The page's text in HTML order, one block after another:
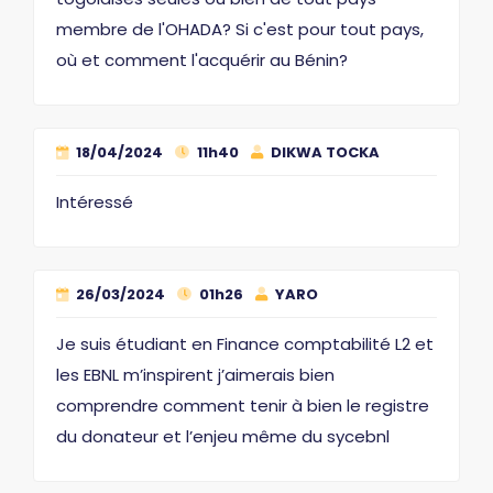
membre de l'OHADA? Si c'est pour tout pays,
où et comment l'acquérir au Bénin?
18/04/2024 11h40 DIKWA TOCKA
Intéressé
26/03/2024 01h26 YARO
Je suis étudiant en Finance comptabilité L2 et
les EBNL m’inspirent j’aimerais bien
comprendre comment tenir à bien le registre
du donateur et l’enjeu même du sycebnl